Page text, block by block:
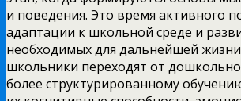
и поведения. Это время активного
адаптации к школьной среде и
необходимых для дальнейшей
школьники переходят от
более структурированному